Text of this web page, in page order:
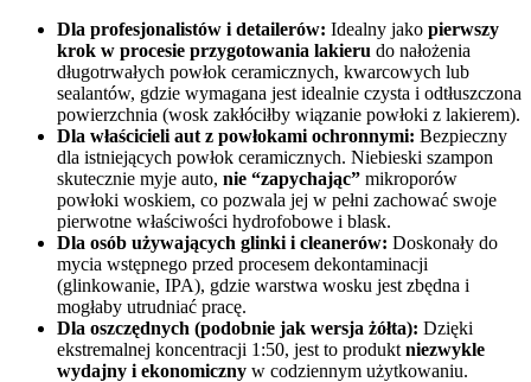
Dla profesjonalistów i detailerów: Idealny jako pierwszy
krok w procesie przygotowania lakieru do nałożenia
długotrwałych powłok ceramicznych, kwarcowych lub
sealantów, gdzie wymagana jest idealnie czysta i odtłuszczona
powierzchnia (wosk zakłóciłby wiązanie powłoki z lakierem).
Dla właścicieli aut z powłokami ochronnymi: Bezpieczny
dla istniejących powłok ceramicznych. Niebieski szampon
skutecznie myje auto, nie “zapychając” mikroporów
powłoki woskiem, co pozwala jej w pełni zachować swoje
pierwotne właściwości hydrofobowe i blask.
Dla osób używających glinki i cleanerów: Doskonały do
mycia wstępnego przed procesem dekontaminacji
(glinkowanie, IPA), gdzie warstwa wosku jest zbędna i
mogłaby utrudniać pracę.
Dla oszczędnych (podobnie jak wersja żółta): Dzięki
ekstremalnej koncentracji 1:50, jest to produkt niezwykle
wydajny i ekonomiczny w codziennym użytkowaniu.